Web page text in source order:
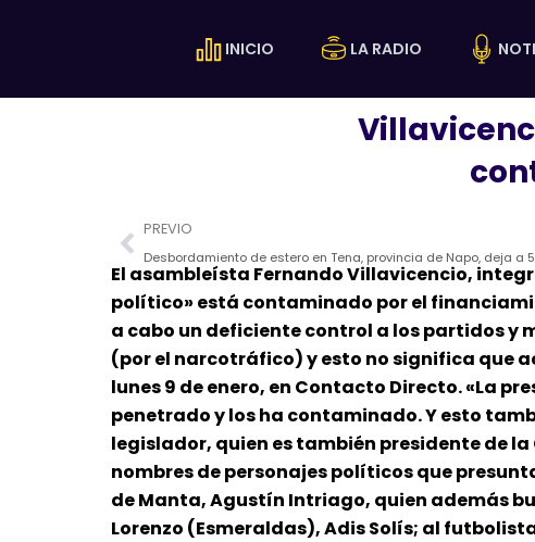
INICIO LA RADIO
Prev
PREVIO
El asambleísta Fernando Villavicencio,
político» está contaminado por el
a cabo un deficiente control a los partidos y
(por el narcotráfico) y esto no significa que
lunes 9 de enero, en Contacto Directo. «La
penetrado y los ha contaminado. Y esto
legislador, quien es también presidente de
nombres de personajes políticos que
de Manta, Agustín Intriago, quien además
Lorenzo (Esmeraldas), Adis Solís; al